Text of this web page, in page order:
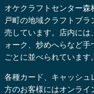
オケクラフトセンター
戸町の地域クラフトブ
売しています。店内には
ォーク、炒めへらなど
ごとに並べられています。
各種カード、キャッシュ
方のお客様にはオンライ